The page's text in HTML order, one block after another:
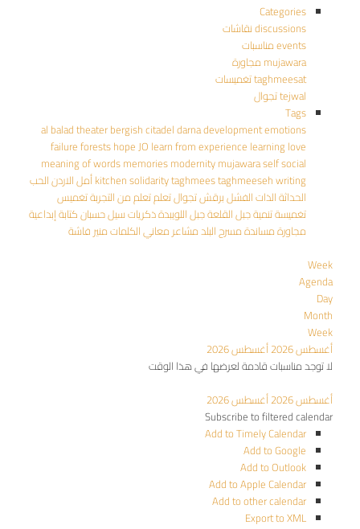
Categories
discussions نقاشات
events مناسبات
mujawara مجاورة
taghmeesat تغميسات
tejwal تجوال
Tags
al balad theaterbergishcitadeldarnadevelopmentemotions
failureforestshopeJO learn from experience learninglove
meaning of wordsmemoriesmodernitymujawaraselfsocial
kitchensolidaritytaghmeestaghmeesehwriting أملالاردنالحب
الحداثةالذاتالفشلبرقشتجوالتعلمتعلم من التجربةتغميس
تغميسةتنميةجبل القلعةجبل اللويبدةذكرياتسيل حسبانكتابة إبداعية
مجاورةمساندةمسرح البلدمشاعر معاني الكلماتمنير فاشة
Week
Agenda
Day
Month
Week
أغسطس 2026
أغسطس 2026
لا توجد مناسبات قادمة لعرضها في هذا الوقت
أغسطس 2026
أغسطس 2026
Subscribe to filtered calendar
Add to Timely Calendar
Add to Google
Add to Outlook
Add to Apple Calendar
Add to other calendar
Export to XML